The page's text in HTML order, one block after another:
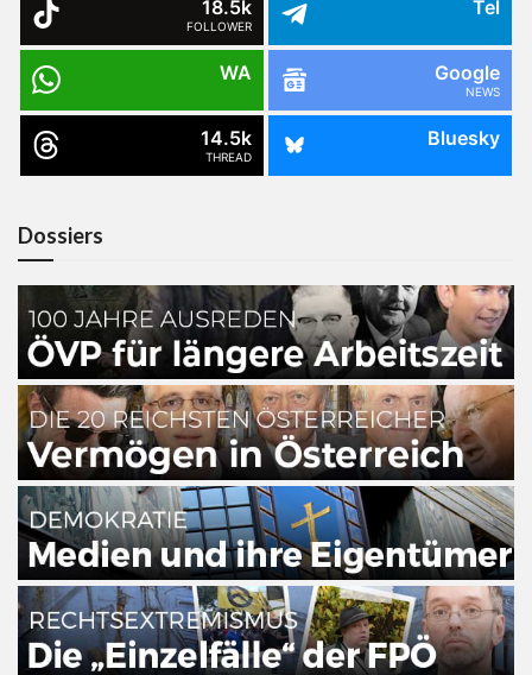
18.5k
FOLLOWER
Tel
WA Google
NEWS
14.5k
THREAD
Bluesky
Dossiers